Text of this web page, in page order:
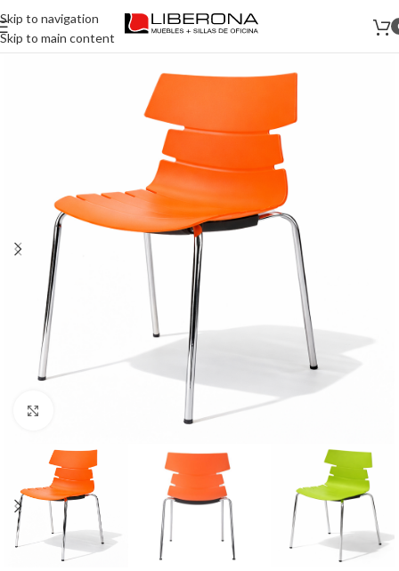
Skip to navigation
Skip to main content